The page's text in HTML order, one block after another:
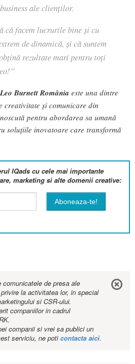
ale clienților.
că facem lucrurile bine și cu
de dinamică, și că suntem
rezultate mari pentru toți
Leo Burnett România este una dintre
creativitate și comunicare din
pentru abordarea sa umană
soluțiile inovatoare care transformă
IQads cu cele mai importante
marketing si alte domenii creative:
de presa ale
la activitatea lor, in special
si CSR-ului.
companiilor in cadrul
companii si vrei sa publici un
serviciu, ne poticontacta aici.